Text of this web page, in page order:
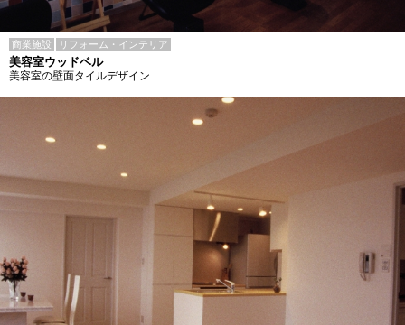
商業施設 リフォーム・インテリア
美容室ウッドベル
美容室の壁面タイルデザイン